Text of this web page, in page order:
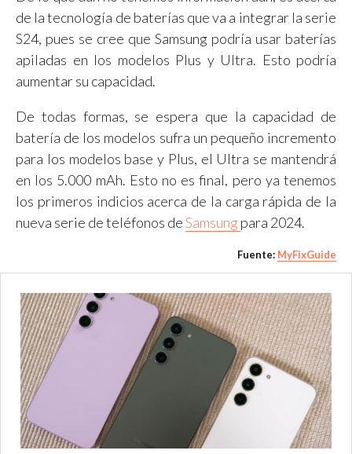
de la tecnología de baterías que va a integrar la serie
S24, pues se cree que Samsung podría usar baterías
apiladas en los modelos Plus y Ultra. Esto podría
aumentar su capacidad.
De todas formas, se espera que la capacidad de
batería de los modelos sufra un pequeño incremento
para los modelos base y Plus, el Ultra se mantendrá
en los 5.000 mAh. Esto no es final, pero ya tenemos
los primeros indicios acerca de la carga rápida de la
nueva serie de teléfonos deSamsung para 2024.
Fuente: MyFixGuide